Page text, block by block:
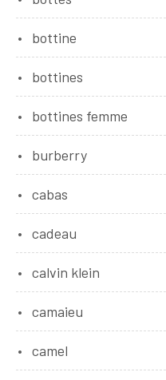
bottine
bottines
bottines femme
burberry
cabas
cadeau
calvin klein
camaieu
camel